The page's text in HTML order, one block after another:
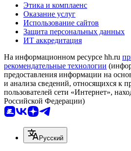
Этика и комплаенс
Оказание услуг
Использование сайтов
Защита персональных данных
ИТ аккредитация
На информационном ресурсе hh.ru
рекомендательные технологии
предоставления информации на
и анализа сведений, относящихся к
пользователей сети «Интернет»,
Российской Федерации)
Русский